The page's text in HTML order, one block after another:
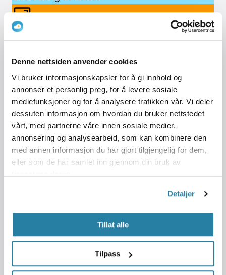
Denne nettsiden anvender cookies
Vi bruker informasjonskapsler for å gi innhold og
annonser et personlig preg, for å levere sosiale
mediefunksjoner og for å analysere trafikken vår. Vi deler
dessuten informasjon om hvordan du bruker nettstedet
vårt, med partnerne våre innen sosiale medier,
annonsering og analysearbeid, som kan kombinere den
med annen informasjon du har gjort tilgjengelig for dem,
eller som de har samlet inn gjennom din bruk av
Detaljer
Tillat alle
Tilpass
Portal for administrasjon
Data/innsikt om lading
Dashboard
Rapportering
E-post support